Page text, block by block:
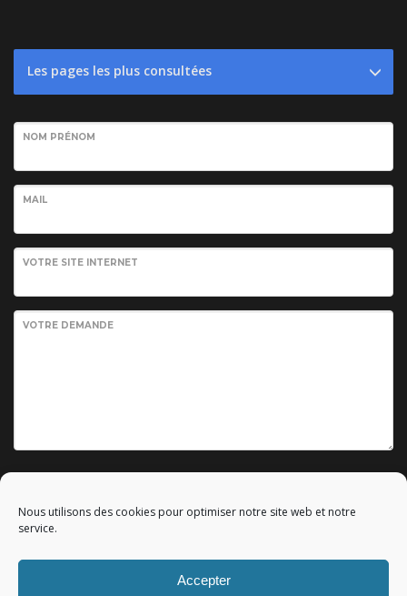
Nous utilisons des cookies pour optimiser notre site web et notre
service.
Accepter
Les pages les plus consultées
NOM PRÉNOM
MAIL
VOTRE SITE INTERNET
VOTRE DEMANDE